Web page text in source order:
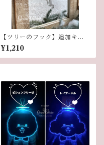
【ツリーのフック】追加キッ
ト
¥1,210